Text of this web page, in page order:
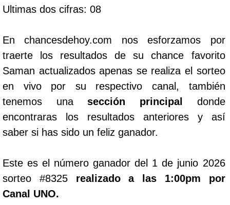
Ultimas dos cifras: 08
En chancesdehoy.com nos esforzamos por
traerte los resultados de su chance favorito
Saman actualizados apenas se realiza el sorteo
en vivo por su respectivo canal, también
tenemos unasección principal
donde
encontraras los resultados anteriores y así
saber si has sido un feliz ganador.
Este es el número ganador del 1 de junio 2026
sorteo #8325 realizado a las 1:00pm por
Canal UNO.